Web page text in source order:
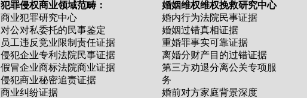
犯罪侵权商业领域范畴：
商业犯罪研究中心
对公对私委托的民事鉴定
员工违反竞业限制责任证据
侵犯企业专利法院民事证据
假冒企业商标法院商业证据
侵犯商业秘密追责证据
商业纠纷证据
婚姻维权维权挽救研究中心
婚内行为法院民事证据
婚姻过错真相证据
重婚罪事实可靠证据
离婚分财产目的过错证据
第三方劝退分离公关专项服
务
婚前对方家庭背景深度